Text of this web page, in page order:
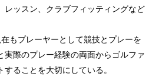
レッスン、クラブフィッティングなど
もプレーヤーとして競技とプレーを
実際のプレー経験の両面からゴルファ
ることを大切にしている。